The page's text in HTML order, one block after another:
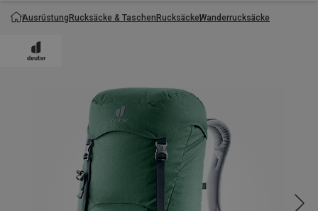
AusrüstungRucksäcke & TaschenRucksäckeWanderrucksäcke